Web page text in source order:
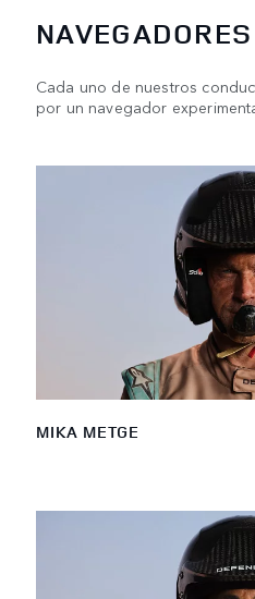
NAVEGADORES
Cada uno de nuestros
por un navegador
MIKA METGE